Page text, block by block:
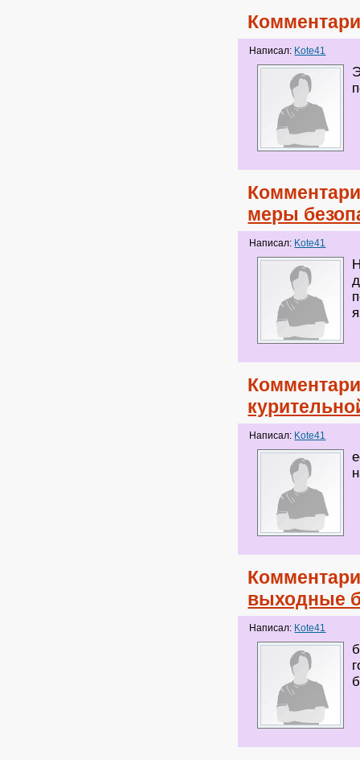
Написал: Kote41
меры
Написал: Kote41
Написал: Kote41
выходные
Написал: Kote41